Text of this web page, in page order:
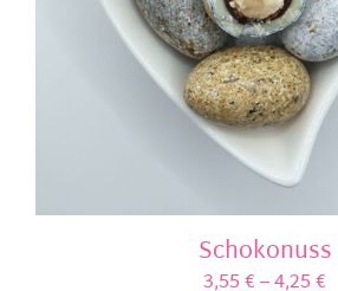
Schokonuss
3,55€–4,25€